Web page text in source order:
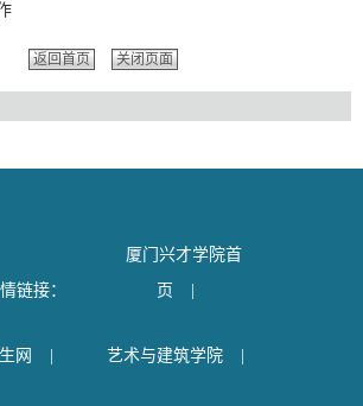
返回首页 关闭页面
链接：
厦门兴才学院首
页
网 艺术与建筑学院